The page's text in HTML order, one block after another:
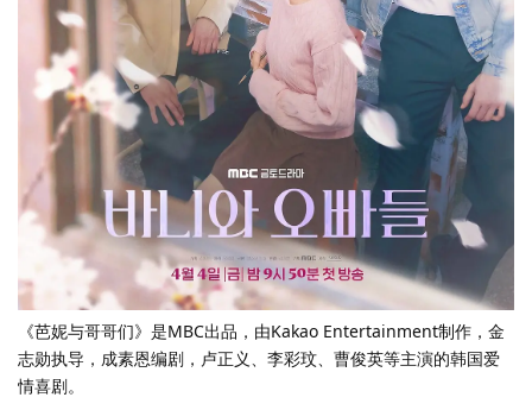
《芭妮与哥哥们》是MBC出品，由Kakao Entertainment制作，金
志勋执导，成素恩编剧，卢正义、李彩玟、曹俊英等主演的韩国爱
情喜剧。